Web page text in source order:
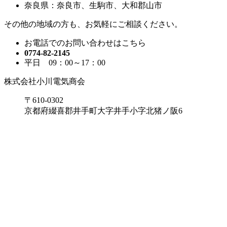
奈良県： 奈良市、生駒市、大和郡山市
その他の地域の方も、 お気軽にご相談ください。
お電話でのお問い合わせはこちら
0774-82-2145
平日 09：00～17：00
株式会社小川電気商会
〒610-0302
京都府綴喜郡井手町大字井手小字北猪ノ阪6